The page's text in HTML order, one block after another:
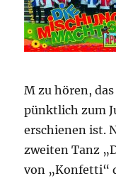
M zu hören, das
pünktlich zum
erschienen ist.
zweiten Tanz
von „Konfetti“